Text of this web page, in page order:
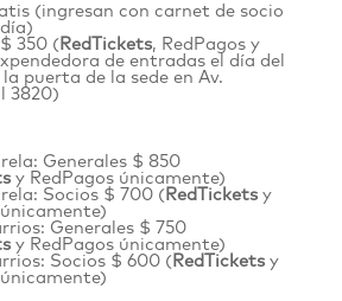
(ingresan con carnet de socio
350 (RedTickets, RedPagos y
de entradas el día del
puerta de la sede en Av.
3820)
Generales $ 850
y RedPagos únicamente)
Socios $ 700 (RedTicketsy
Generales $ 750
y RedPagos únicamente)
Socios $ 600 (RedTicketsy